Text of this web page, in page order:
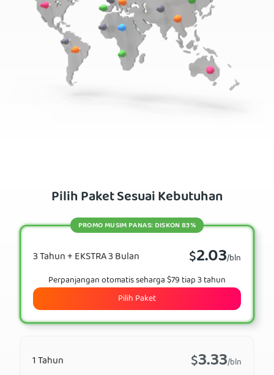
Pilih Paket Sesuai Kebutuhan
3 Tahun + EKSTRA 3 Bulan $2.03/bln
PROMO MUSIM PANAS: DISKON 83%
Perpanjangan otomatis seharga $79 tiap 3 tahun
Pilih Paket
1 Tahun $3.33/bln